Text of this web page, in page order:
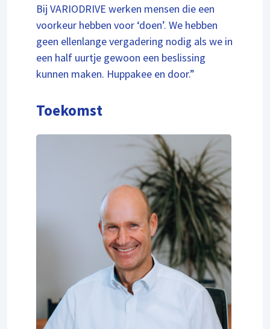
Bij VARIODRIVE werken mensen die een
voorkeur hebben voor ‘doen’. We hebben
geen ellenlange vergadering nodig als we in
een half uurtje gewoon een beslissing
kunnen maken. Huppakee en door.”
Toekomst